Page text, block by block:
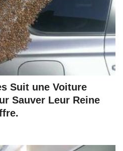
Suit une Voiture
Sauver Leur Reine